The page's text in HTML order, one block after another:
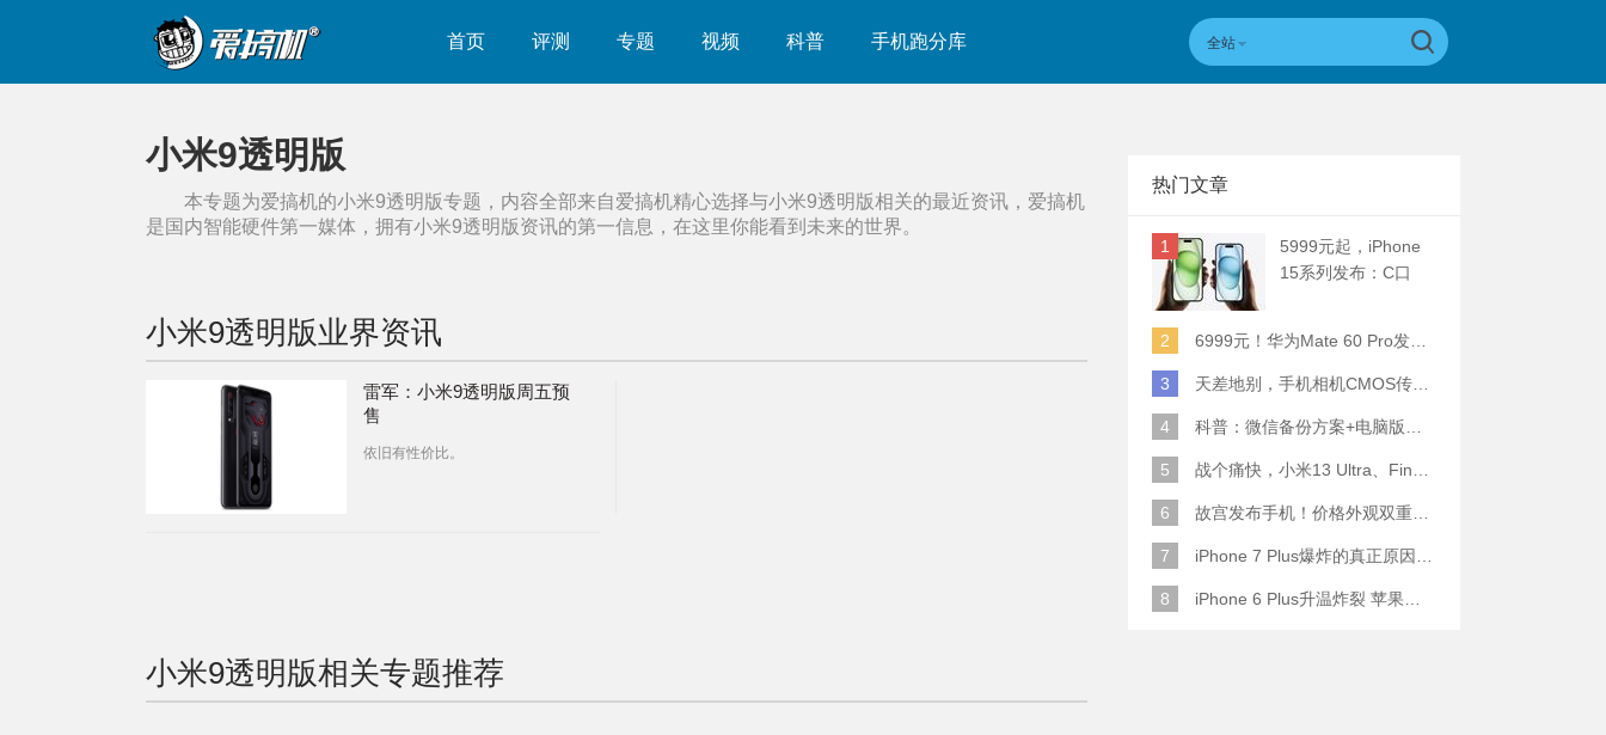
首页 评测 专题 视频 科普 手机跑分库 全站
小米9透明版
本专题为爱搞机的小米9透明版专题，内容全部来自爱搞机精心选择与小米9透明版相关的最近资讯，爱搞机
是国内智能硬件第一媒体，拥有小米9透明版资讯的第一信息，在这里你能看到未来的世界。
小米9透明版业界资讯
雷军：小米9透明版周五预
售
依旧有性价比。
小米9透明版相关专题推荐
热门文章
1
5999元起，iPhone
15系列发布：C口
2
6999元！华为Mate 60 Pro发布：麒麟9000S+卫星通话 (附初步跑分)
3 天差地别，手机相机CMOS传感器实际面积对比
4 科普：微信备份方案+电脑版丢失数据恢复指南
5 战个痛快，小米13 Ultra、Find X6 Pro、vivo X90 Pro+、小米12SU拍照横评
6 故宫发布手机！价格外观双重逆天！
7 iPhone 7 Plus爆炸的真正原因原来是这样
8 iPhone 6 Plus升温炸裂 苹果赔了一部全新的